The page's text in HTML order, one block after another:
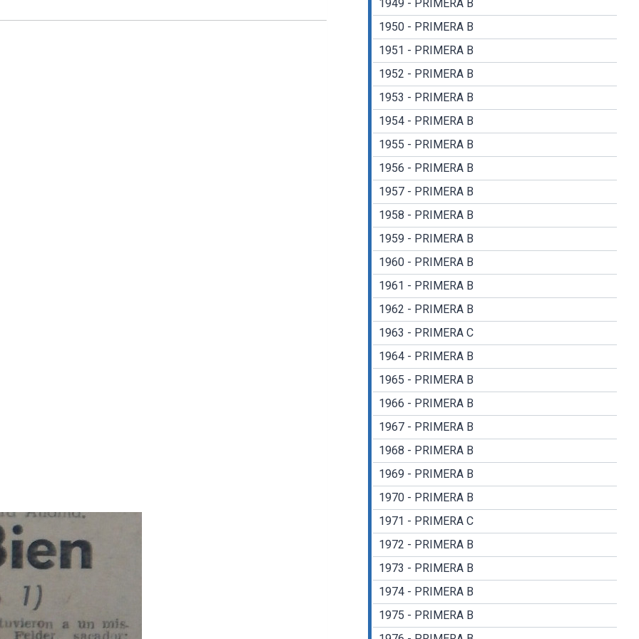
1949 - PRIMERA B
1950 - PRIMERA B
1951 - PRIMERA B
1952 - PRIMERA B
1953 - PRIMERA B
1954 - PRIMERA B
1955 - PRIMERA B
1956 - PRIMERA B
1957 - PRIMERA B
1958 - PRIMERA B
1959 - PRIMERA B
1960 - PRIMERA B
1961 - PRIMERA B
1962 - PRIMERA B
1963 - PRIMERA C
1964 - PRIMERA B
1965 - PRIMERA B
1966 - PRIMERA B
1967 - PRIMERA B
1968 - PRIMERA B
1969 - PRIMERA B
1970 - PRIMERA B
1971 - PRIMERA C
1972 - PRIMERA B
1973 - PRIMERA B
1974 - PRIMERA B
1975 - PRIMERA B